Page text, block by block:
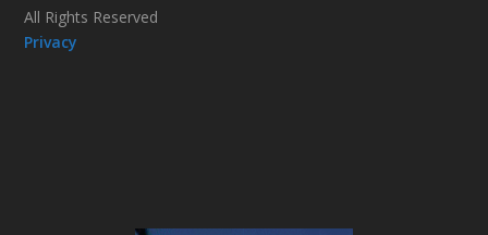
All Rights Reserved
Privacy